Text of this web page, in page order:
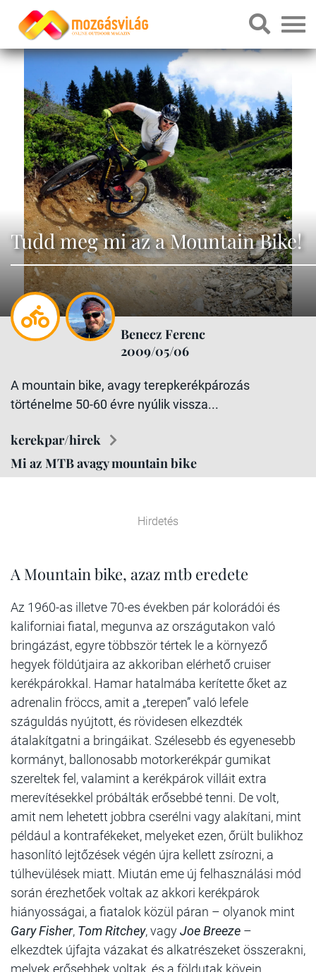
Tudd meg mi az a Mountain Bike!
Benecz Ferenc
2009/05/06
A mountain bike, avagy terepkerékpározás
történelme 50-60 évre nyúlik vissza...
kerekpar/hirek
Mi az MTB avagy mountain bike
Hirdetés
A Mountain bike, azaz mtb eredete
Az 1960-as illetve 70-es években pár kolorádói és
kaliforniai fiatal, megunva az országutakon való
bringázást, egyre többször tértek le a környező
hegyek földútjaira az akkoriban elérhető cruiser
kerékpárokkal. Hamar hatalmába kerítette őket az
adrenalin fröccs, amit a „terepen” való lefele
száguldás nyújtott, és rövidesen elkezdték
átalakítgatni a bringáikat. Szélesebb és egyenesebb
kormányt, ballonosabb motorkerékpár gumikat
szereltek fel, valamint a kerékpárok villáit extra
merevítésekkel próbálták erősebbé tenni. De volt,
amit nem lehetett jobbra cserélni vagy alakítani, mint
például a kontrafékeket, melyeket ezen, őrült bulikhoz
hasonlító lejtőzések végén újra kellett zsírozni, a
túlhevülések miatt. Miután eme új felhasználási mód
során érezhetőek voltak az akkori kerékpárok
hiányosságai, a fiatalok közül páran – olyanok mint
Gary Fisher, Tom Ritchey, vagyJoe Breeze –
elkezdtek újfajta vázakat és alkatrészeket összerakni,
melyek erősebbek voltak, és a földutak kövein,